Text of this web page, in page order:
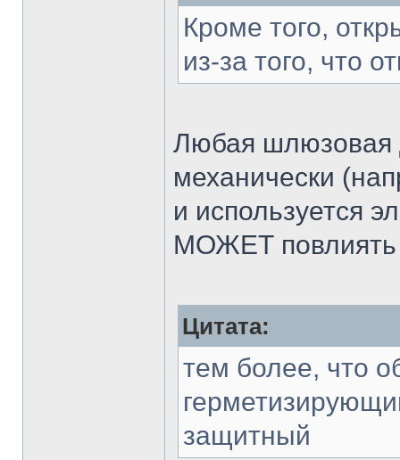
Кроме того,
из-за того, что
Любая шлюзовая
механически
и используется
МОЖЕТ повлиять
Цитата:
тем более, что
защитный